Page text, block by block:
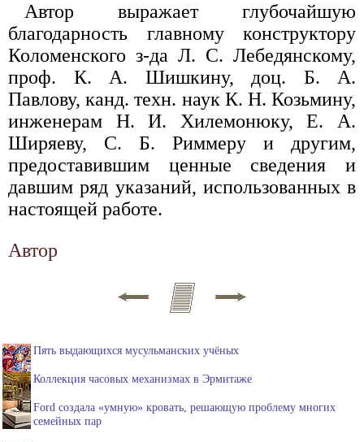
Автор выражает глубочайшую
благодарность главному конструктору
Коломенского з-да Л. С. Лебедянскому,
проф. К. А. Шишкину, доц. Б. А.
Павлову, канд. техн. наук К. Н. Козьмину,
инженерам Н. И. Хилемонюку, Е. А.
Ширяеву, С. Б. Риммеру и другим,
предоставившим ценные сведения и
давшим ряд указаний, использованных в
настоящей работе.
Автор
Пять выдающихся мусульманских учёных
Коллекция часовых механизмах в Эрмитаже
Ford создала «умную» кровать, решающую проблему многих
семейных пар